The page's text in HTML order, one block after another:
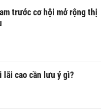
trước cơ hội mở rộng thị
lãi cao cần lưu ý gì?